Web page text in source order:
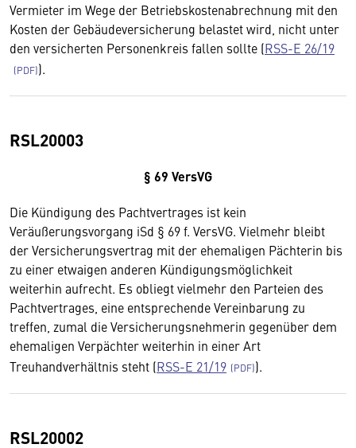
Vermieter im Wege der Betriebskostenabrechnung mit den
Kosten der Gebäudeversicherung belastet wird, nicht unter
den versicherten Personenkreis fallen sollte (RSS-E 26/19
).
RSL20003
§ 69 VersVG
Die Kündigung des Pachtvertrages ist kein
Veräußerungsvorgang iSd § 69 f. VersVG. Vielmehr bleibt
der Versicherungsvertrag mit der ehemaligen Pächterin bis
zu einer etwaigen anderen Kündigungsmöglichkeit
weiterhin aufrecht. Es obliegt vielmehr den Parteien des
Pachtvertrages, eine entsprechende Vereinbarung zu
treffen, zumal die Versicherungsnehmerin gegenüber dem
ehemaligen Verpächter weiterhin in einer Art
Treuhandverhältnis steht (RSS-E 21/19 ).
RSL20002